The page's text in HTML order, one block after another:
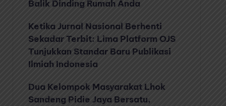
Balik Dinding Rumah Anda
Ketika Jurnal Nasional Berhenti
Sekadar Terbit: Lima Platform OJS
Tunjukkan Standar Baru Publikasi
Ilmiah Indonesia
Dua Kelompok Masyarakat Lhok
Sandeng Pidie Jaya Bersatu,